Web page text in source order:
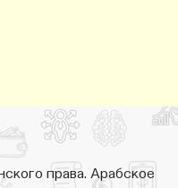
права. Арабское